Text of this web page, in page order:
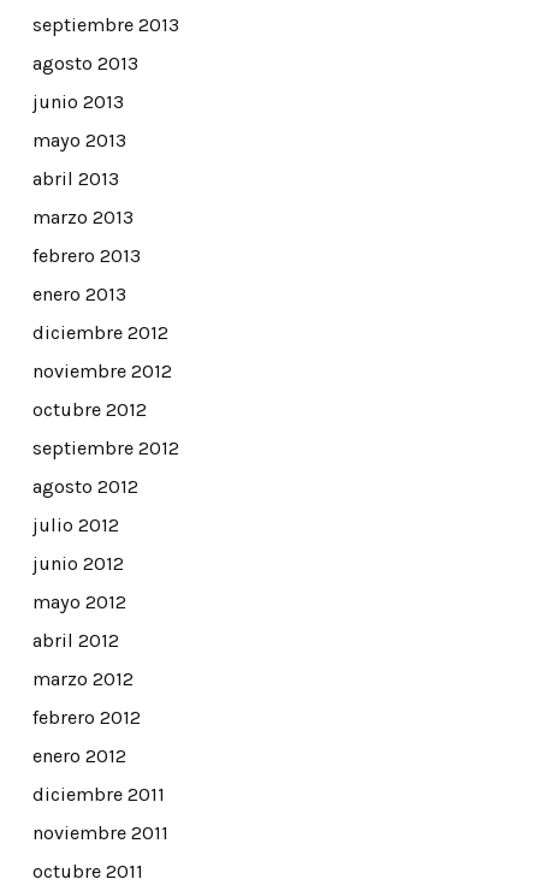
septiembre 2013
agosto 2013
junio 2013
mayo 2013
abril 2013
marzo 2013
febrero 2013
enero 2013
diciembre 2012
noviembre 2012
octubre 2012
septiembre 2012
agosto 2012
julio 2012
junio 2012
mayo 2012
abril 2012
marzo 2012
febrero 2012
enero 2012
diciembre 2011
noviembre 2011
octubre 2011